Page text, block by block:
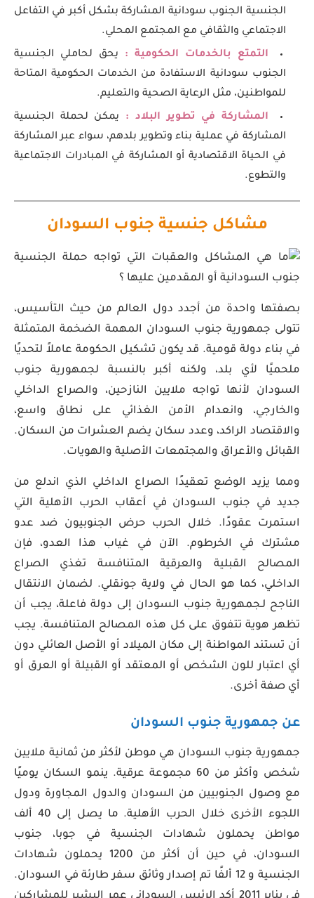
الجنسية الجنوب سودانية المشاركة بشكل أكبر في التفاعل
الاجتماعي والثقافي مع المجتمع المحلي.
التمتع بالخدمات الحكومية :
يحق لحاملي الجنسية
الجنوب سودانية الاستفادة من الخدمات الحكومية المتاحة
للمواطنين، مثل الرعاية الصحية والتعليم.
المشاركة في تطوير البلاد : يمكن لحملة الجنسية
المشاركة في عملية بناء وتطوير بلدهم، سواء عبر المشاركة
في الحياة الاقتصادية أو المشاركة في المبادرات الاجتماعية
والتطوع.
مشاكل جنسية جنوب السودان
بصفتها واحدة من أجدد دول العالم من حيث التأسيس،
تتولى جمهورية جنوب السودان المهمة الضخمة المتمثلة
في بناء دولة قومية. قد يكون تشكيل الحكومة عاملاً لتحديًا
ملحميًا لأي بلد، ولكنه أكبر بالنسبة لجمهورية جنوب
السودان لأنها تواجه ملايين النازحين، والصراع الداخلي
والخارجي، وانعدام الأمن الغذائي على نطاق واسع،
والاقتصاد الراكد، وعدد سكان يضم العشرات من السكان.
القبائل والأعراق والمجتمعات الأصلية والهويات.
ومما يزيد الوضع تعقيدًا الصراع الداخلي الذي اندلع من
جديد في جنوب السودان في أعقاب الحرب الأهلية التي
استمرت عقودًا. خلال الحرب حرض الجنوبيون ضد عدو
مشترك في الخرطوم. الآن في غياب هذا العدو، فإن
المصالح القبلية والعرقية المتنافسة تغذي الصراع
الداخلي، كما هو الحال في ولاية جونقلي. لضمان الانتقال
الناجح لـجمهورية جنوب السودان إلى دولة فاعلة، يجب أن
تظهر هوية تتفوق على كل هذه المصالح المتنافسة. يجب
أن تستند المواطنة إلى مكان الميلاد أو الأصل العائلي دون
أي اعتبار للون الشخص أو المعتقد أو القبيلة أو العرق أو
أي صفة أخرى.
عن جمهورية جنوب السودان
جمهورية جنوب السودان هي موطن لأكثر من ثمانية ملايين
شخص وأكثر من 60 مجموعة عرقية. ينمو السكان يوميًا
مع وصول الجنوبيين من السودان والدول المجاورة ودول
اللجوء الأخرى خلال الحرب الأهلية. ما يصل إلى 40 ألف
مواطن يحملون شهادات الجنسية في جوبا، جنوب
السودان، في حين أن أكثر من 1200 يحملون شهادات
الجنسية و 12 ألفًا تم إصدار وثائق سفر طارئة في السودان.